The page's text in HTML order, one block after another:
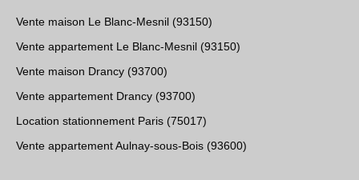
Vente maison Le Blanc-Mesnil (93150)
Vente appartement Le Blanc-Mesnil (93150)
Vente maison Drancy (93700)
Vente appartement Drancy (93700)
Location stationnement Paris (75017)
Vente appartement Aulnay-sous-Bois (93600)